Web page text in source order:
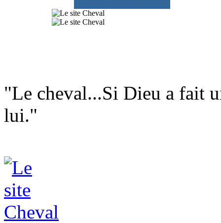
"Le cheval...Si Dieu a fait
lui."